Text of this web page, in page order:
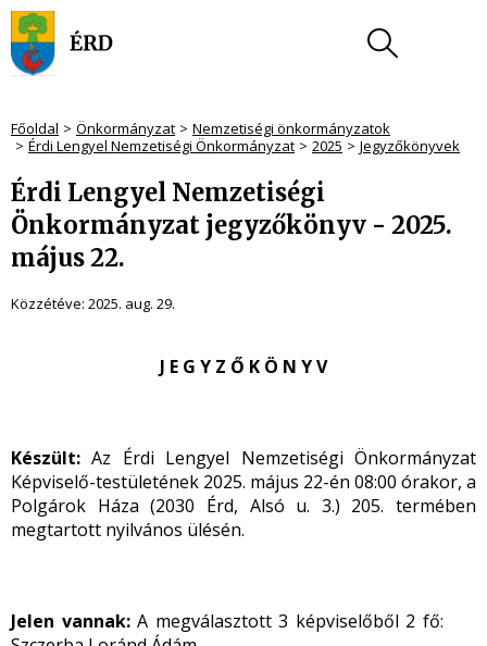
Főoldal Önkormányzat
Nemzetiségi önkormányzatok
Érdi Lengyel Nemzetiségi Önkormányzat
2025 Jegyzőkönyvek
Érdi Lengyel Nemzetiségi
Önkormányzat jegyzőkönyv - 2025.
május 22.
Közzétéve: 2025. aug. 29.
J E G Y Z Ő K Ö N Y V
Készült:Az Érdi Lengyel Nemzetiségi Önkormányzat
Képviselő-testületének 2025. május 22-én 08:00 órakor, a
Polgárok Háza (2030 Érd, Alsó u. 3.) 205. termében
megtartott nyilvános ülésén.
Jelen vannak:A megválasztott 3 képviselőből 2 fő: